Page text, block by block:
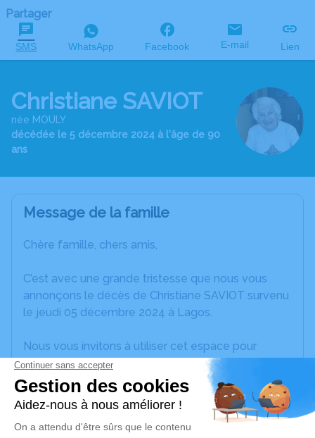
Partager
SMS WhatsApp Facebook E-mail Lien
Christiane SAVIOT
née MOULY
décédée le 5 décembre 2024 à l'âge de 90
ans
Message de la famille
Chère famille, chers amis,
C’est avec une grande tristesse que nous vous
annonçons le décès de Christiane SAVIOT survenu
le jeudi 05 décembre 2024 à Lagos.
Nous vous invitons à utiliser cet espace pour
laisser vos condoléances, partager des photos
souvenirs, une anecdote ou exprimer vos pensées
à travers des poèmes ou des textes. Cet endroit
est un lieu d'expression dédié à honorer la
mémoire de Christiane SAVIOT.